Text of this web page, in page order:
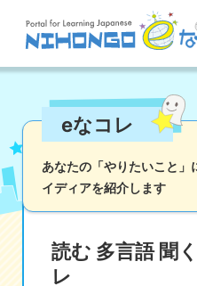
読む 書く
かな
iOSアプリ検索
eなコレ
あなたの「やりたいこと」
イディアを紹介します
読む 多言語 聞
レ